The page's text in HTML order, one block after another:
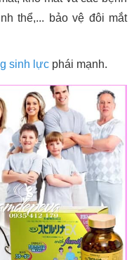
thể,... bảo vệ đôi mắt
sinh lực phái mạnh.